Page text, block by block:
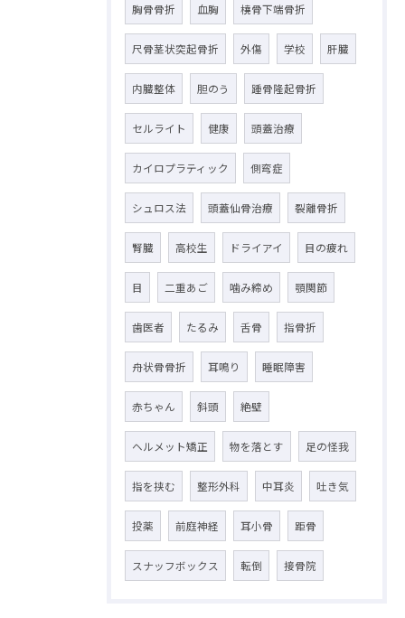
胸骨骨折 血胸 橈骨下端骨折
尺骨茎状突起骨折 外傷 学校 肝臓
内臓整体 胆のう 踵骨隆起骨折
セルライト 健康 頭蓋治療
カイロプラティック 側弯症
シュロス法 頭蓋仙骨治療 裂離骨折
腎臓 高校生 ドライアイ 目の疲れ
目 二重あご 噛み締め 顎関節
歯医者 たるみ 舌骨 指骨折
舟状骨骨折 耳鳴り 睡眠障害
赤ちゃん 斜頭 絶壁
ヘルメット矯正 物を落とす 足の怪我
指を挟む 整形外科 中耳炎 吐き気
投薬 前庭神経 耳小骨 距骨
スナッフボックス 転倒 接骨院